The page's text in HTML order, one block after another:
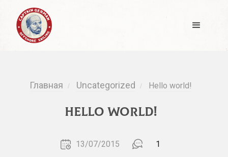
Главная / Uncategorized / Hello world!
Hello world!
13/07/2015 1